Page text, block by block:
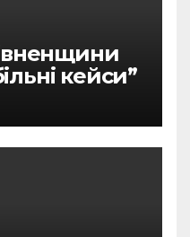
кейси”